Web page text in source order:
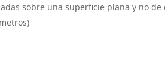
sobre una superficie plana y no de